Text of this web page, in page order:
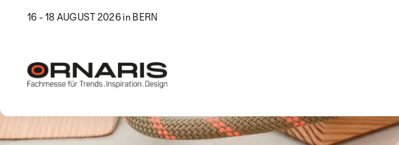
16 - 18 AUGUST 2026 in BERN